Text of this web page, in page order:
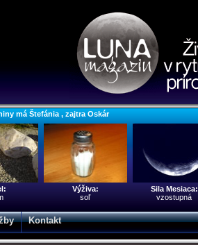
má Štefánia , zajtra Oskár
Výživa:
soľ
Sila Mesiaca:
vzostupná
Kontakt